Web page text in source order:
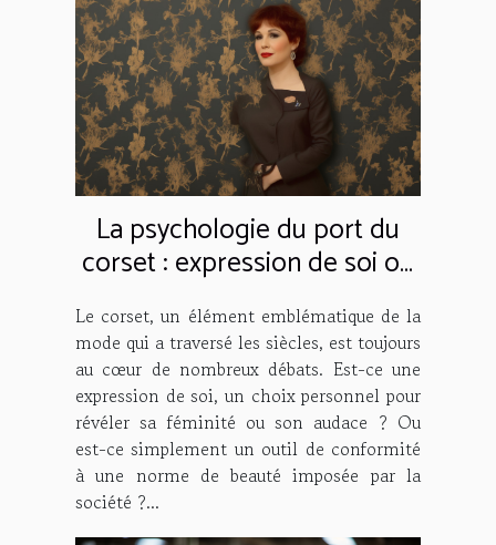
La psychologie du port du
corset : expression de soi ou
conformité à une norme de
beauté ?
Le corset, un élément emblématique de la
mode qui a traversé les siècles, est toujours
au cœur de nombreux débats. Est-ce une
expression de soi, un choix personnel pour
révéler sa féminité ou son audace ? Ou
est-ce simplement un outil de conformité
à une norme de beauté imposée par la
société ?...